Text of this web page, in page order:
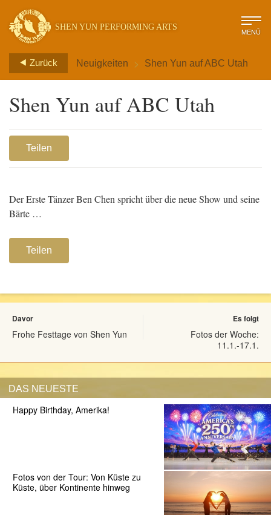
SHEN YUN PERFORMING ARTS MENÜ
Zurück Neuigkeiten > Shen Yun auf ABC Utah
Shen Yun auf ABC Utah
Teilen
Der Erste Tänzer Ben Chen spricht über die neue Show und seine
Bärte …
Teilen
Davor
Frohe Festtage von Shen Yun
Es folgt
Fotos der Woche:
11.1.-17.1.
DAS NEUESTE
Happy Birthday, Amerika!
Fotos von der Tour: Von Küste zu
Küste, über Kontinente hinweg